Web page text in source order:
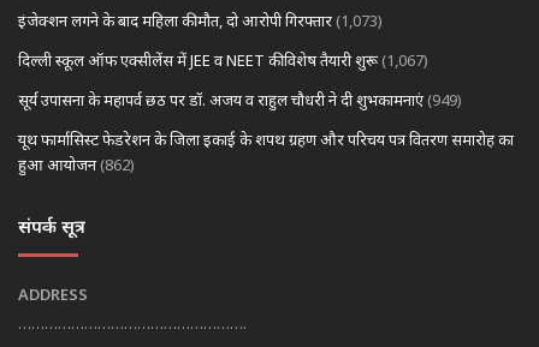
इंजेक्शन लगने के बाद महिला की मौत, दो आरोपी गिरफ्तार (1,073)
दिल्ली स्कूल ऑफ एक्सीलेंस में JEE व NEET की विशेष तैयारी शुरू (1,067)
सूर्य उपासना के महापर्व छठ पर डॉ. अजय व राहुल चौधरी ने दी शुभकामनाएं (949)
यूथ फार्मासिस्ट फेडरेशन के जिला इकाई के शपथ ग्रहण और परिचय पत्र वितरण समारोह का
हुआ आयोजन (862)
संपर्क सूत्र
ADDRESS
…………………………………………….